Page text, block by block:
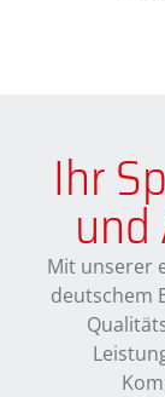
Ihr
Mit unserer
deutschem